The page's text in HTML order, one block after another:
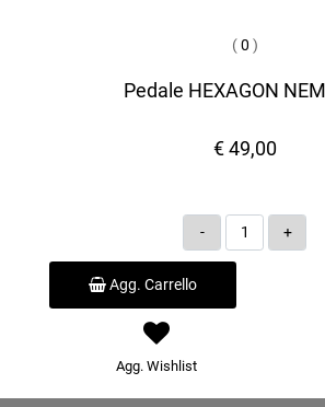
(0 )
Pedale HEXAGON
€ 49,00
Quantità
Agg. Carrello
Agg. Wishlist